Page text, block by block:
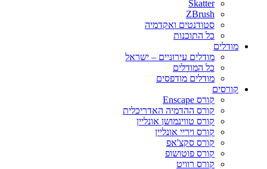
Skatter
ZBrush
סטודנטים ואקדמיה
כל התוכנות
מודלים
מודלים עירוניים – ישראל
כל המודלים
מודלים מודפסים
קורסים
קורס Enscape
קורס ההדמיה האדריכלית
קורס טווינמושן אונליין
קורס ויריי אונליין
קורס סקצ'אפ
קורס פוטושופ
קורס רוויט